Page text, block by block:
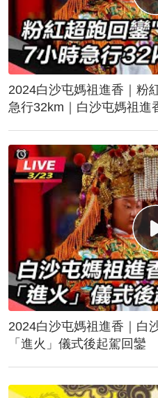
2024白沙屯媽祖進香｜粉
急行32km｜白沙屯媽祖進
2024白沙屯媽祖進香｜白
「進火」儀式後起駕回鑾